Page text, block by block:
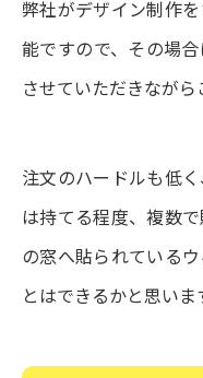
弊社がデザイン制作
能ですので、その場
させていただきなが
注文のハードルも低
は持てる程度、複数
の窓へ貼られている
とはできるかと思いま